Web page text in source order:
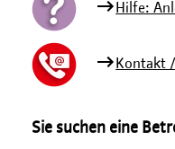
Hilfe:
Kontakt
Sie suchen eine